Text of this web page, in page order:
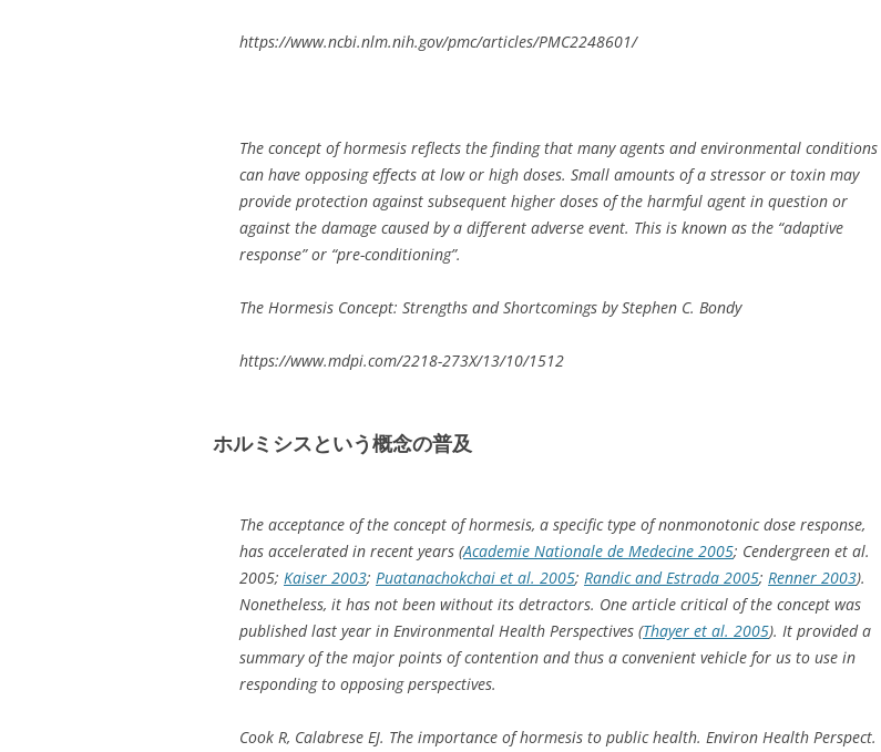
https://www.ncbi.nlm.nih.gov/pmc/articles/PMC2248601/
The concept of hormesis reflects the finding that many agents and environmental conditions
can have opposing effects at low or high doses. Small amounts of a stressor or toxin may
provide protection against subsequent higher doses of the harmful agent in question or
against the damage caused by a different adverse event. This is known as the “adaptive
response” or “pre-conditioning”.
The Hormesis Concept: Strengths and Shortcomings by Stephen C. Bondy
https://www.mdpi.com/2218-273X/13/10/1512
ホルミシスという概念の普及
The acceptance of the concept of hormesis, a specific type of nonmonotonic dose response,
has accelerated in recent years (Academie Nationale de Medecine 2005; Cendergreen et al.
2005; Kaiser 2003; Puatanachokchai et al. 2005; Randic and Estrada 2005; Renner 2003).
Nonetheless, it has not been without its detractors. One article critical of the concept was
published last year in Environmental Health Perspectives (Thayer et al. 2005). It provided a
summary of the major points of contention and thus a convenient vehicle for us to use in
responding to opposing perspectives.
Cook R, Calabrese EJ. The importance of hormesis to public health. Environ Health Perspect.